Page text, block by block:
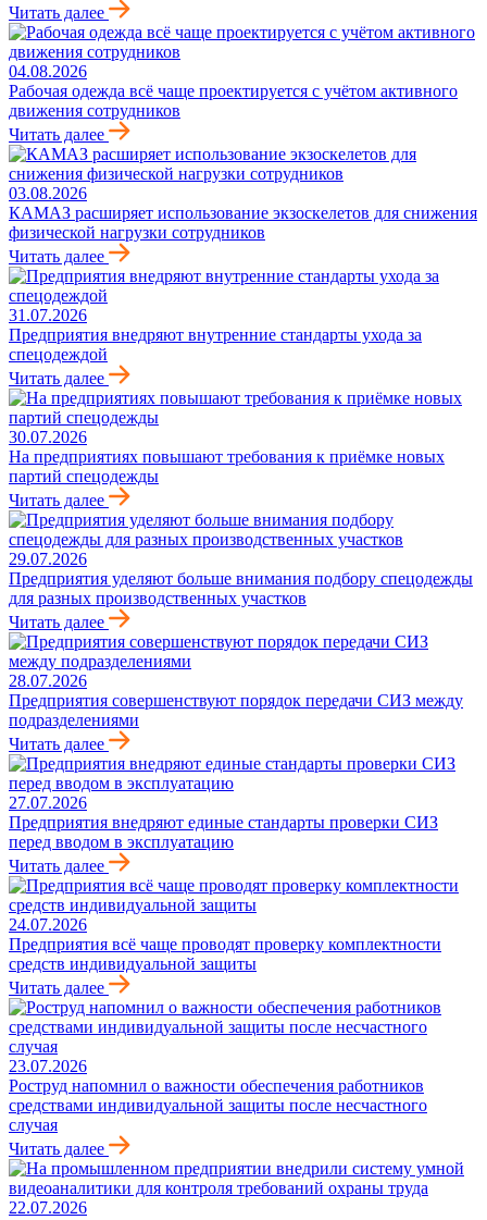
Читать далее
04.08.2026
Рабочая одежда всё чаще проектируется с учётом активного
движения сотрудников
Читать далее
03.08.2026
КАМАЗ расширяет использование экзоскелетов для снижения
физической нагрузки сотрудников
Читать далее
31.07.2026
Предприятия внедряют внутренние стандарты ухода за
спецодеждой
Читать далее
30.07.2026
На предприятиях повышают требования к приёмке новых
партий спецодежды
Читать далее
29.07.2026
Предприятия уделяют больше внимания подбору спецодежды
для разных производственных участков
Читать далее
28.07.2026
Предприятия совершенствуют порядок передачи СИЗ между
подразделениями
Читать далее
27.07.2026
Предприятия внедряют единые стандарты проверки СИЗ
перед вводом в эксплуатацию
Читать далее
24.07.2026
Предприятия всё чаще проводят проверку комплектности
средств индивидуальной защиты
Читать далее
23.07.2026
Роструд напомнил о важности обеспечения работников
средствами индивидуальной защиты после несчастного
случая
Читать далее
22.07.2026